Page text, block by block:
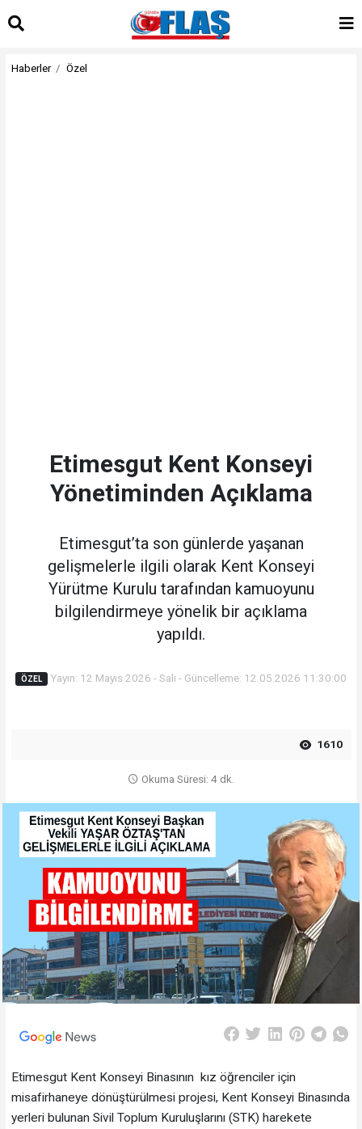
Haberler Özel
Etimesgut Kent Konseyi
Yönetiminden Açıklama
Etimesgut’ta son günlerde yaşanan
gelişmelerle ilgili olarak Kent Konseyi
Yürütme Kurulu tarafından kamuoyunu
bilgilendirmeye yönelik bir açıklama
yapıldı.
ÖZEL Yayın: 12 Mayıs 2026 - Salı - Güncelleme: 12.05.2026 11:30:00
1610
Okuma Süresi: 4 dk.
Etimesgut Kent Konseyi Binasının kız öğrenciler için
misafirhaneye dönüştürülmesi projesi, Kent Konseyi Binasında
yerleri bulunan Sivil Toplum Kuruluşlarını (STK) harekete